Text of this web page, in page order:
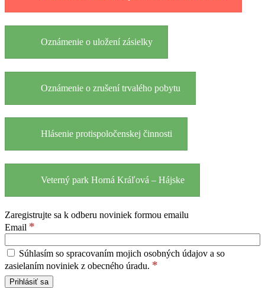
Oznámenie o uložení zásielky
Oznámenie o zrušení trvalého pobytu
Hlásenie protispoločenskej činnosti
Veterný park Horná Kráľová – Hájske
Zaregistrujte sa k odberu noviniek formou emailu
Email *
Súhlasím so spracovaním mojich osobných údajov a so
zasielaním noviniek z obecného úradu. *